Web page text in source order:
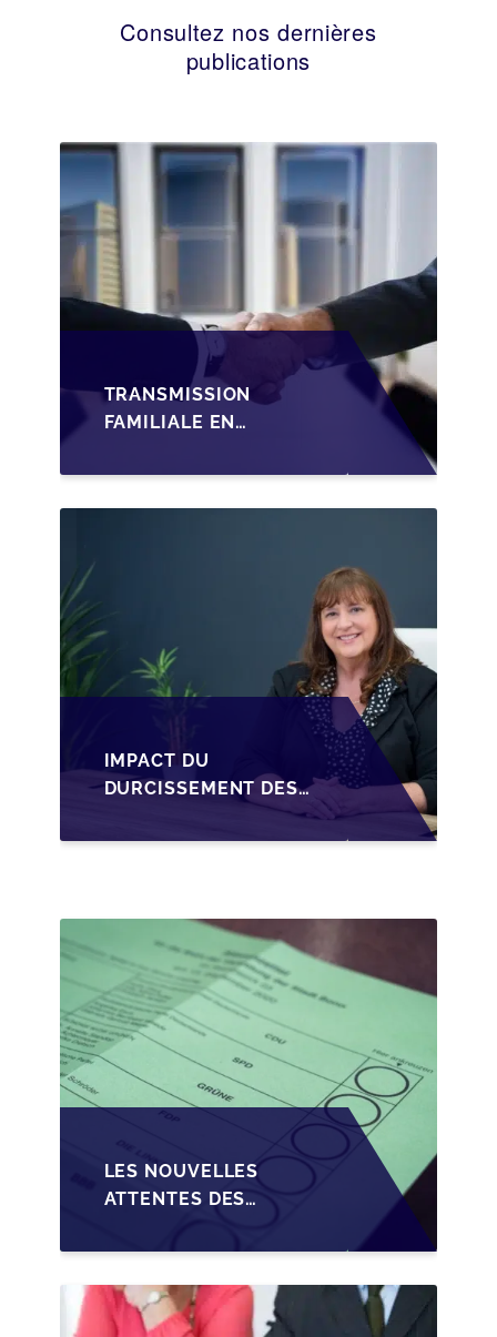
Consultez nos dernières
publications
TRANSMISSION
FAMILIALE EN
STRUCTURER LA
CESSION DES PARTS
IMPACT DU
DURCISSEMENT DES
CRÉDIT SUR LA
LES NOUVELLES
ATTENTES DES
TRANSMISSION DES
PME BELGES